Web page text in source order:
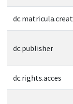
dc.publisher
dc.rights.acces